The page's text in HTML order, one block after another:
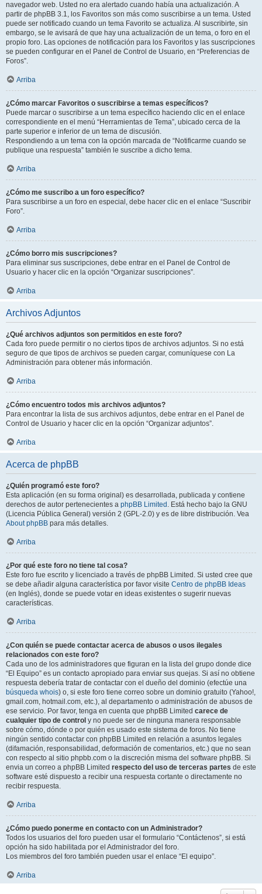
navegador web. Usted no era alertado cuando había una actualización. A
partir de phpBB 3.1, los Favoritos son más como suscribirse a un tema. Usted
puede ser notificado cuando un tema Favorito se actualiza. Al suscribirte, sin
embargo, se le avisará de que hay una actualización de un tema, o foro en el
propio foro. Las opciones de notificación para los Favoritos y las suscripciones
se pueden configurar en el Panel de Control de Usuario, en “Preferencias de
Foros”.
Arriba
¿Cómo marcar Favoritos o suscribirse a temas específicos?
Puede marcar o suscribirse a un tema específico haciendo clic en el enlace
correspondiente en el menú “Herramientas de Tema”, ubicado cerca de la
parte superior e inferior de un tema de discusión.
Respondiendo a un tema con la opción marcada de “Notificarme cuando se
publique una respuesta” también le suscribe a dicho tema.
Arriba
¿Cómo me suscribo a un foro específico?
Para suscribirse a un foro en especial, debe hacer clic en el enlace “Suscribir
Foro”.
Arriba
¿Cómo borro mis suscripciones?
Para eliminar sus suscripciones, debe entrar en el Panel de Control de
Usuario y hacer clic en la opción “Organizar suscripciones”.
Arriba
Archivos Adjuntos
¿Qué archivos adjuntos son permitidos en este foro?
Cada foro puede permitir o no ciertos tipos de archivos adjuntos. Si no está
seguro de que tipos de archivos se pueden cargar, comuníquese con La
Administración para obtener más información.
Arriba
¿Cómo encuentro todos mis archivos adjuntos?
Para encontrar la lista de sus archivos adjuntos, debe entrar en el Panel de
Control de Usuario y hacer clic en la opción “Organizar adjuntos”.
Arriba
Acerca de phpBB
¿Quién programó este foro?
Esta aplicación (en su forma original) es desarrollada, publicada y contiene
derechos de autor pertenecientes a phpBB Limited . Está hecho bajo la GNU
(Licencia Pública General) versión 2 (GPL-2.0) y es de libre distribución. Vea
About phpBB para más detalles.
Arriba
¿Por qué este foro no tiene tal cosa?
Este foro fue escrito y licenciado a través de phpBB Limited. Si usted cree que
se debe añadir alguna característica por favor visite Centro de phpBB Ideas
(en Inglés), donde se puede votar en ideas existentes o sugerir nuevas
características.
Arriba
¿Con quién se puede contactar acerca de abusos o usos ilegales
relacionados con este foro?
Cada uno de los administradores que figuran en la lista del grupo donde dice
“El Equipo” es un contacto apropiado para enviar sus quejas. Si así no obtiene
respuesta debería tratar de contactar con el dueño del dominio (efectúe una
búsqueda whois) o, si este foro tiene correo sobre un dominio gratuito (Yahoo!,
gmail.com, hotmail.com, etc.), al departamento o administración de abusos de
ese servicio. Por favor, tenga en cuenta que phpBB Limited carece de
cualquier tipo de control y no puede ser de ninguna manera responsable
sobre cómo, dónde o por quién es usado este sistema de foros. No tiene
ningún sentido contactar con phpBB Limited en relación a asuntos legales
(difamación, responsabilidad, deformación de comentarios, etc.) que no sean
con respecto al sitio phpbb.com o la discreción misma del software phpBB. Si
envia un correo a phpBB Limited respecto del uso de terceras partes de este
software esté dispuesto a recibir una respuesta cortante o directamente no
recibir respuesta.
Arriba
¿Cómo puedo ponerme en contacto con un Administrador?
Todos los usuarios del foro pueden usar el formulario “Contáctenos”, si está
opción ha sido habilitada por el Administrador del foro.
Los miembros del foro también pueden usar el enlace “El equipo”.
Arriba